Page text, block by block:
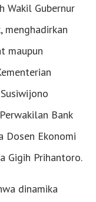
Wakil Gubernur
menghadirkan
maupun
Bank
Dosen Ekonomi
Gigih Prihantoro.
dinamika